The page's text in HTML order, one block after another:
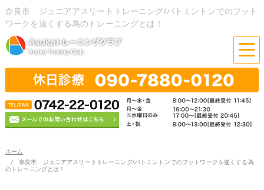
奈良市 ジュニアアスリートトレーニング/バトミントンでのフット
ワークを速くする為のトレーニングとは！
ホーム
奈良市 ジュニアアスリートトレーニング/バトミントンでのフットワークを速くする為
のトレーニングとは！